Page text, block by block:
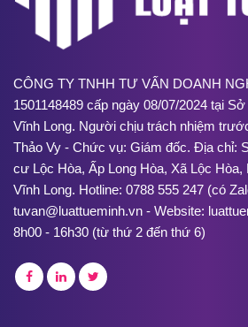
CÔNG TY TNHH TƯ VẤN DOANH
1501148489 cấp ngày 08/07/2024 tại
Vĩnh Long. Người chịu trách nhiệm
Thảo Vy - Chức vụ: Giám đốc. Địa chỉ:
cư Lộc Hòa, Ấp Long Hòa, Xã Lộc Hòa,
Vĩnh Long. Hotline: 0788 555 247 (có
tuvan@luattueminh.vn - Website:
8h00 - 16h30 (từ thứ 2 đến thứ 6)